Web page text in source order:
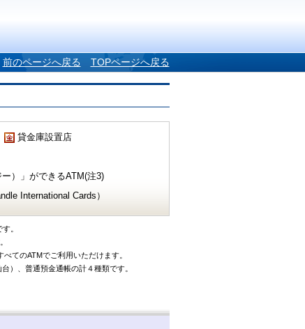
前のページへ戻る TOPページへ戻る
貸金庫設置店
）」ができるATM(注3)
International Cards）
。
てのATMでご利用いただけます。
）、普通預金通帳の計４種類です。